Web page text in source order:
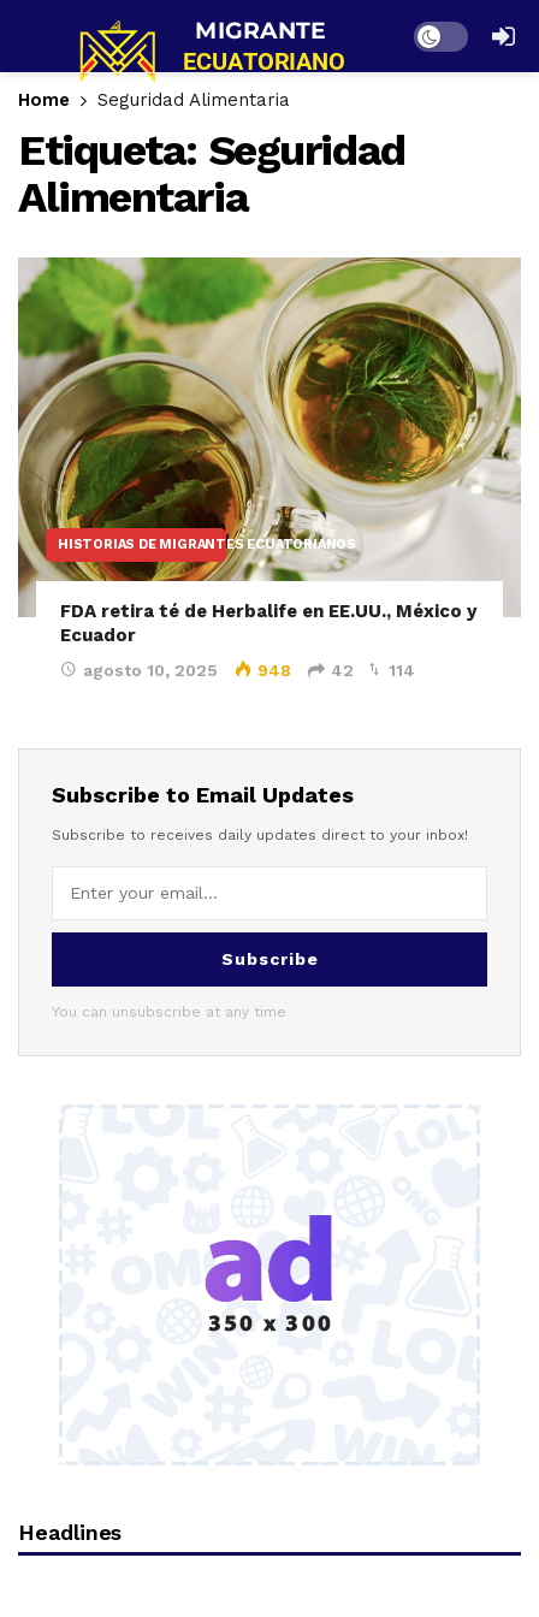
Dark mode
Home Seguridad Alimentaria
Etiqueta: Seguridad
Alimentaria
HISTORIAS DE MIGRANTES ECUATORIANOS
FDA retira té de Herbalife en EE.UU., México y
Ecuador
agosto 10, 2025 948 42 114
Subscribe to Email Updates
Subscribe to receives daily updates direct to your inbox!
Subscribe
You can unsubscribe at any time
Headlines